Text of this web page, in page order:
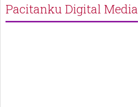
Pacitanku Digital Media